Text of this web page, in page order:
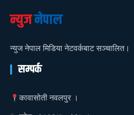
न्युजनेपाल
न्युज नेपाल मिडिया नेटवर्कबाट सञ्चालित।
सम्पर्क
कावासोती नवलपुर ।